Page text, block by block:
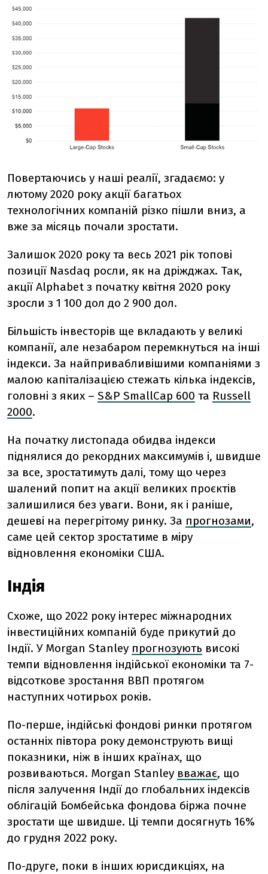
Повертаючись у наші реалії, згадаємо: у
лютому 2020 року акції багатьох
технологічних компаній різко пішли вниз, а
вже за місяць почали зростати.
Залишок 2020 року та весь 2021 рік топові
позиції Nasdaq росли, як на дріжджах. Так,
акції Alphabet з початку квітня 2020 року
зросли з 1 100 дол до 2 900 дол.
Більшість інвесторів ще вкладають у великі
компанії, але незабаром перемкнуться на інші
індекси. За найпривабливішими компаніями з
малою капіталізацією стежать кілька індексів,
головні з яких – S&P SmallCap 600 та Russell
2000.
На початку листопада обидва індекси
піднялися до рекордних максимумів і, швидше
за все, зростатимуть далі, тому що через
шалений попит на акції великих проєктів
залишилися без уваги. Вони, як і раніше,
дешеві на перегрітому ринку. За прогнозами,
саме цей сектор зростатиме в міру
відновлення економіки США.
Індія
Схоже, що 2022 року інтерес міжнародних
інвестиційних компаній буде прикутий до
Індії. У Morgan Stanley прогнозують високі
темпи відновлення індійської економіки та 7-
відсоткове зростання ВВП протягом
наступних чотирьох років.
По-перше, індійські фондові ринки протягом
останніх півтора року демонструють вищі
показники, ніж в інших країнах, що
розвиваються. Morgan Stanley вважає, що
після залучення Індії до глобальних індексів
облігацій Бомбейська фондова біржа почне
зростати ще швидше. Ці темпи досягнуть 16%
до грудня 2022 року.
По-друге, поки в інших юрисдикціях, на